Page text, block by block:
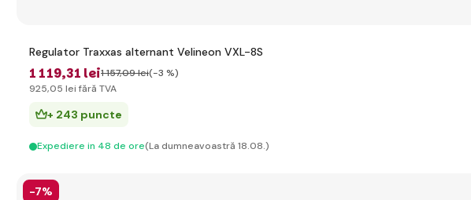
Regulator Traxxas alternant Velineon VXL-8S
1 119,31 lei1 157,09 lei(-3 %)
925,05 lei fără TVA
+ 243 puncte
Expediere in 48 de ore(La dumneavoastră 18.08.)
-7%